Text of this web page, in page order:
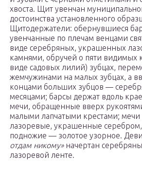
хвоста. Щит увенчан
достоинства установленного
Щитодержатели: обернувшиеся
увенчанные по плечам венцами
виде серебряных, украшенных
камнями, обручей о пяти видимых
виде садовых лилий) зубцах,
жемчужинами на малых зубцах, а
концами больших зубцов —
месяцами; барсы держат вдоль
мечи, обращенные вверх
малыми лапчатыми крестами;
лазоревые, украшенные
подножие — золотое узорное.
отдам никому»начертан
лазоревой ленте.